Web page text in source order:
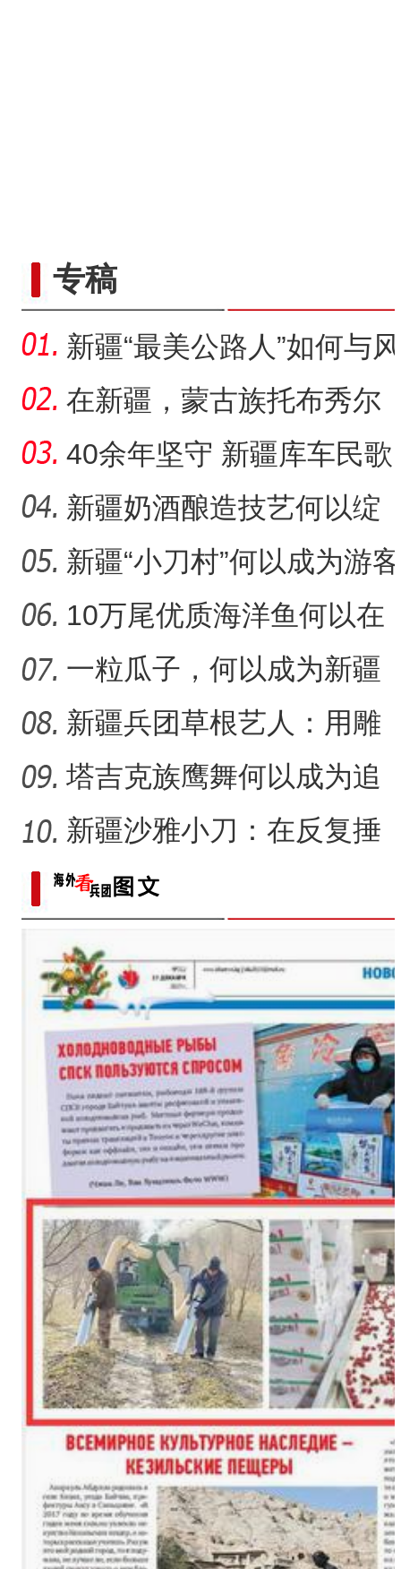
“阿克苏是个好地方·四季
新疆兵团第六师：科技助力
（繁荣兵团·新时代新征程
专稿
新疆“最美公路人”如何与风
沙“硬碰硬”？
在新疆，蒙古族托布秀尔
音乐何以传承不息？
40余年坚守 新疆库车民歌
传承人用歌声展现非遗魅
力
新疆奶酒酿造技艺何以绽
放光彩？
新疆“小刀村”何以成为游客
体验非遗技艺打卡地？
10万尾优质海洋鱼何以在
新疆沙漠里安家？
一粒瓜子，何以成为新疆
的名片？
新疆兵团草根艺人：用雕
塑述说“兵团故事”雕刻别
塔吉克族鹰舞何以成为追
求美好生活的展现？
新疆沙雅小刀：在反复捶
打中实现匠心传承